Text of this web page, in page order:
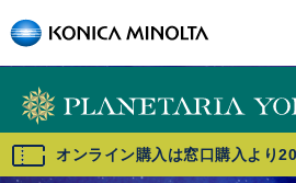
オンライン購入は窓口購入より